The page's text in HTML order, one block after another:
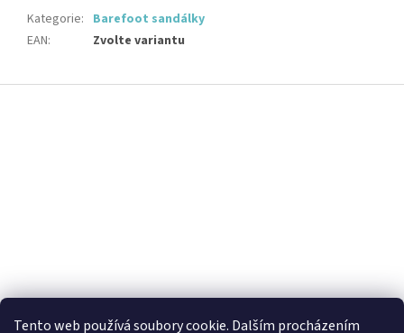
Tento web používá soubory cookie. Dalším procházením
Kategorie: Barefoot sandálky
EAN: Zvolte variantu